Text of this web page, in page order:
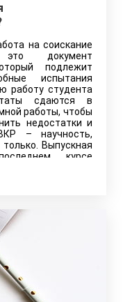
на соискание
документ
подлежит
испытания
работу студента
сдаются в
работы, чтобы
недостатки и
– научность,
Выпускная
курсе